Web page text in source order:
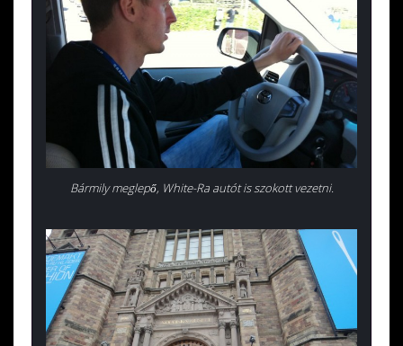
Bármily meglepő, White-Ra autót is szokott vezetni.